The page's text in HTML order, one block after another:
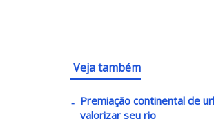
Veja também
Premiação continental de
valorizar seu rio